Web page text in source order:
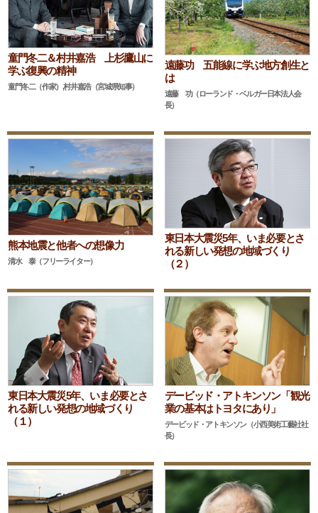
童門冬二＆村井嘉浩 上杉鷹山に
学ぶ復興の精神
童門冬二（作家）,村井嘉浩（宮城県知事）
遠藤功 五能線に学ぶ地方創生と
は
遠藤 功（ローランド・ベルガー日本法人会
長）
熊本地震と他者への想像力
清水 泰（フリーライター）
東日本大震災5年、いま必要とさ
れる新しい発想の地域づくり
（２）
東日本大震災5年、いま必要とさ
れる新しい発想の地域づくり
（１）
デービッド・アトキンソン「観光
業の基本はトヨタにあり」
デービッド・アトキンソン（小西美術工藝社社
長）